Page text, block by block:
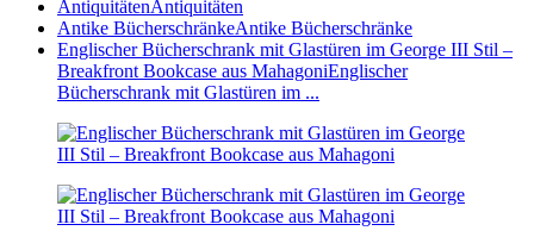
AntiquitätenAntiquitäten
Antike BücherschränkeAntike Bücherschränke
Englischer Bücherschrank mit Glastüren im George III Stil –
Breakfront Bookcase aus MahagoniEnglischer
Bücherschrank mit Glastüren im ...